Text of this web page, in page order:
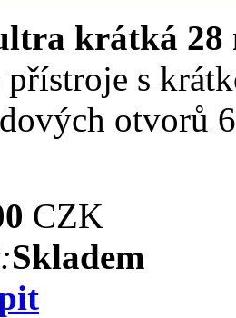
krátká 28
přístroje s
otvorů
CZK
Skladem